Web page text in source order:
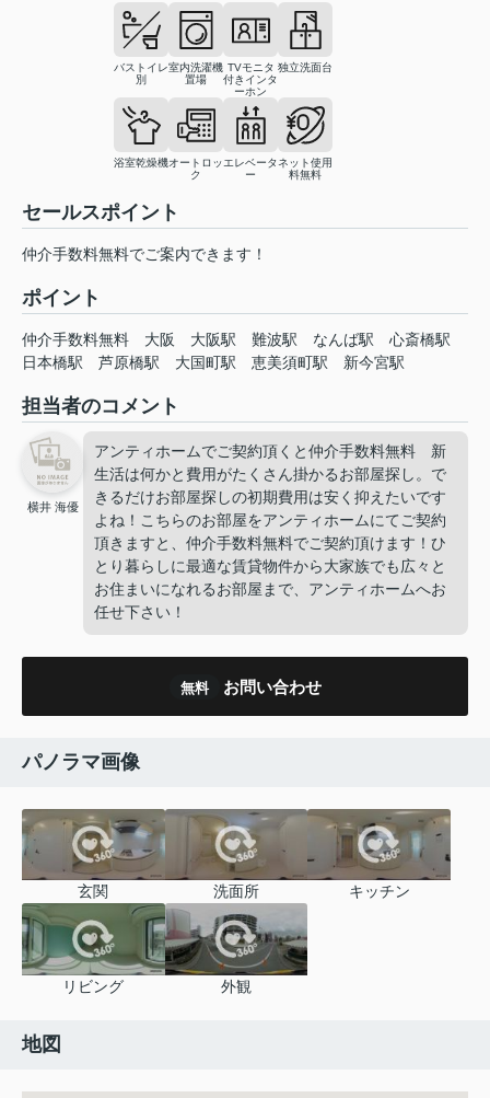
バストイレ
別
室内洗濯機
置場
TVモニタ
付きインタ
ーホン
独立洗面台
浴室乾燥機オートロッ
ク
エレベータ
ー
ネット使用
料無料
セールスポイント
仲介手数料無料でご案内できます！
ポイント
仲介手数料無料 大阪 大阪駅 難波駅 なんば駅
心斎橋駅
日本橋駅
芦原橋駅 大国町駅 恵美須町駅 新今宮駅
担当者のコメント
横井 海優
アンティホームでご契約頂くと仲介手数料無料 新
生活は何かと費用がたくさん掛かるお部屋探し。で
きるだけお部屋探しの初期費用は安く抑えたいです
よね！こちらのお部屋をアンティホームにてご契約
頂きますと、仲介手数料無料でご契約頂けます！ひ
とり暮らしに最適な賃貸物件から大家族でも広々と
お住まいになれるお部屋まで、アンティホームへお
任せ下さい！
無料 お問い合わせ
パノラマ画像
玄関 洗面所 キッチン
リビング 外観
地図